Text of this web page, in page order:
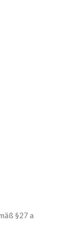
§27 a